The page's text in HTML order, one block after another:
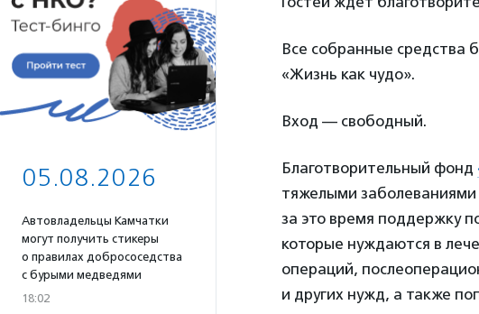
05.08.2026
Автовладельцы Камчатки
могут получить стикеры
о правилах добрососедства
с бурыми медведями
18:02
Все собранные средства
«Жизнь как чудо».
Вход — свободный.
Благотворительный фонд
тяжелыми заболеваниями
за это время поддержку
которые нуждаются в
операций,
и других нужд, а также